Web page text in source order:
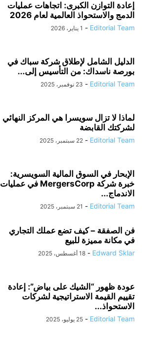
إعادة التوازن الكبرى: اتجاهات عمليات
الدمج والاستحواذ العالمية لعام 2026
Editorial Team
- 1 يناير، 2026
الدليل الشامل لإطلاق شركة سباك في
بورصة ناسداك: من التأسيس إلى...
Editorial Team
- 23 نوفمبر، 2025
لماذا لا تزال سويسرا هي المركز النهائي
لشركتك القابضة
Editorial Team
- 22 سبتمبر، 2025
الإبحار في السوق المالية السويسرية:
خبرة شركة MergersCorp في عمليات
الاندماج...
Editorial Team
- 21 سبتمبر، 2025
فن الصفقة – كيف تضع عملك التجاري
في مكانة مميزة للبيع
Edward Sklar
- 18 أغسطس، 2025
عودة ظهور “الشيك على بياض”: إعادة
تقييم القيمة الاستراتيجية لشركات
الاستحواذ...
Editorial Team
- 25 يوليو، 2025